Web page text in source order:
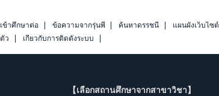
ข้าศึกษาต่อ ข้อความจากรุ่นพี่ ค้นหาดรรชนี แผนผังเว็บไซต์
ว
เกี่ยวกับการติดตั้งระบบ
【เลือกสถานศึกษาจากสาขาวิชา】